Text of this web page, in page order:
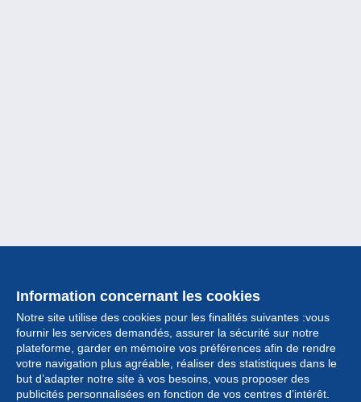
Information concernant les cookies
Notre site utilise des cookies pour les finalités suivantes :vous
fournir les services demandés, assurer la sécurité sur notre
plateforme, garder en mémoire vos préférences afin de rendre
votre navigation plus agréable, réaliser des statistiques dans le
but d’adapter notre site à vos besoins, vous proposer des
publicités personnalisées en fonction de vos centres d’intérêt.
Collection